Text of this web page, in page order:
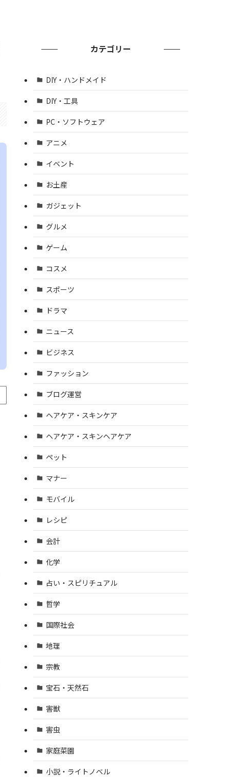
カテゴリー
DIY・ハンドメイド
DIY・工具
PC・ソフトウェア
アニメ
イベント
お土産
ガジェット
グルメ
ゲーム
コスメ
スポーツ
ドラマ
ニュース
ビジネス
ファッション
ブログ運営
ヘアケア・スキンケア
ヘアケア・スキンヘアケア
ペット
マナー
モバイル
レシピ
会計
化学
占い・スピリチュアル
哲学
国際社会
地理
宗教
宝石・天然石
害獣
害虫
家庭菜園
小説・ライトノベル